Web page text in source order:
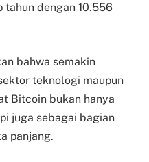
tahun dengan 10.556
bahwa semakin
teknologi maupun
Bitcoin bukan hanya
juga sebagai bagian
panjang.